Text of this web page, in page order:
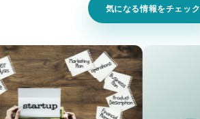
気になる情報をチェック